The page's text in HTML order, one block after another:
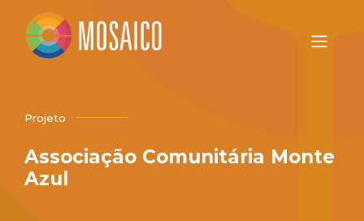
Projeto
Associação Comunitária Monte
Azul